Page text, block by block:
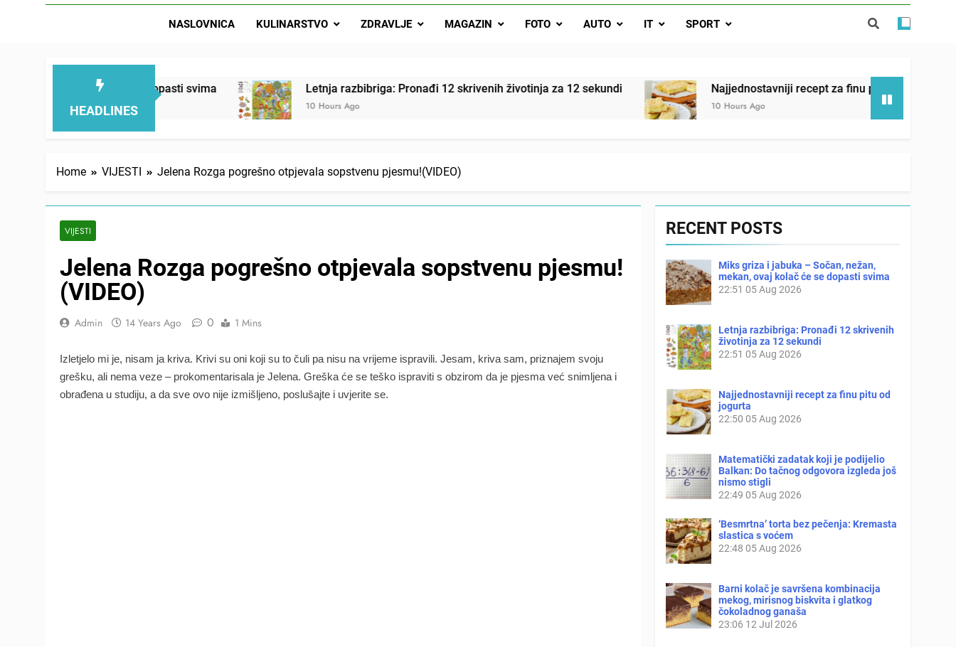
Letnja razbibriga: Pronađi 12 skrivenih životinja za 12 sekundi
Matematički zadatak koji je podijelio Balkan: Do tačnog odgovora izgleda još nismo stigli
NASLOVNICA KULINARSTVO ZDRAVLJE MAGAZIN FOTO AUTO IT SPORT
HEADLINES
kolač će se dopasti svima Letnja razbibriga: Pronađi 12 skrivenih životinja za 12 sekundi
10 Hours Ago
Najjednostavniji recept za finu pitu od jogurta
10 Hours Ago
Home VIJESTI Jelena Rozga pogrešno otpjevala sopstvenu pjesmu!(VIDEO)
VIJESTI
Jelena Rozga pogrešno otpjevala sopstvenu pjesmu!
(VIDEO)
Admin 14 Years Ago 0 1 Mins
Izletjelo mi je, nisam ja kriva. Krivi su oni koji su to čuli pa nisu na vrijeme ispravili. Jesam, kriva sam, priznajem svoju
grešku, ali nema veze – prokomentarisala je Jelena. Greška će se teško ispraviti s obzirom da je pjesma već snimljena i
obrađena u studiju, a da sve ovo nije izmišljeno, poslušajte i uvjerite se.
RECENT POSTS
Miks griza i jabuka – Sočan, nežan,
mekan, ovaj kolač će se dopasti svima
22:51 05 Aug 2026
Letnja razbibriga: Pronađi 12 skrivenih
životinja za 12 sekundi
22:51 05 Aug 2026
Najjednostavniji recept za finu pitu od
jogurta
22:50 05 Aug 2026
Matematički zadatak koji je podijelio
Balkan: Do tačnog odgovora izgleda još
nismo stigli
22:49 05 Aug 2026
‘Besmrtna’ torta bez pečenja: Kremasta
slastica s voćem
22:48 05 Aug 2026
Barni kolač je savršena kombinacija
mekog, mirisnog biskvita i glatkog
čokoladnog ganaša
23:06 12 Jul 2026